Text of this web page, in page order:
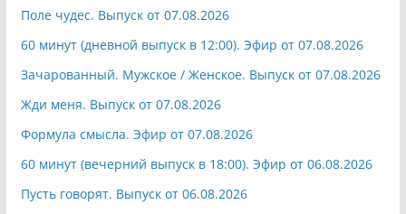
Поле чудес. Выпуск от 07.08.2026
60 минут (дневной выпуск в 12:00). Эфир от 07.08.2026
Зачарованный. Мужское / Женское. Выпуск от 07.08.2026
Жди меня. Выпуск от 07.08.2026
Формула смысла. Эфир от 07.08.2026
60 минут (вечерний выпуск в 18:00). Эфир от 06.08.2026
Пусть говорят. Выпуск от 06.08.2026